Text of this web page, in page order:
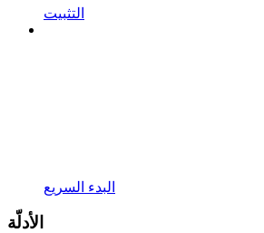
التثبيت
البدء السريع
الأدلّة